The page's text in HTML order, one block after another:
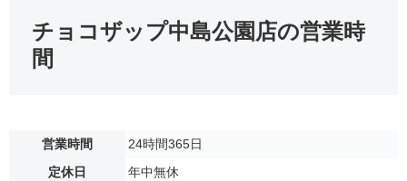
チョコザップ中島公園店の営業時
間
営業時間
24時間365日
定休日
年中無休